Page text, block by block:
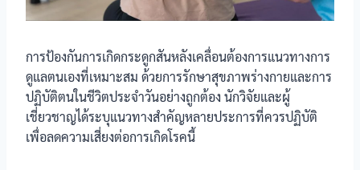
การป้องกันการเกิดกระดูกสันหลังเคลื่อนต้องการแนวทางการ
ดูแลตนเองที่เหมาะสม ด้วยการรักษาสุขภาพร่างกายและการ
ปฏิบัติตนในชีวิตประจำวันอย่างถูกต้อง นักวิจัยและผู้
เชี่ยวชาญได้ระบุแนวทางสำคัญหลายประการที่ควรปฏิบัติ
เพื่อลดความเสี่ยงต่อการเกิดโรคนี้